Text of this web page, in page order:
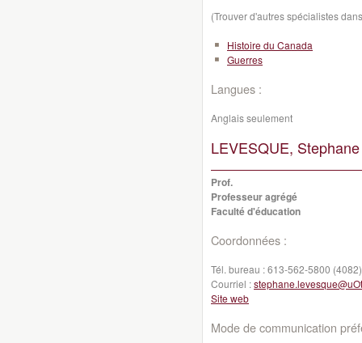
(Trouver d'autres spécialistes
Histoire du Canada
Guerres
Langues :
Anglais seulement
LEVESQUE,
Prof.
Professeur agrégé
Faculté d'éducation
Coordonnées :
Tél. bureau :613-562-5800 (4082)
Courriel :
Site web
Mode de communication